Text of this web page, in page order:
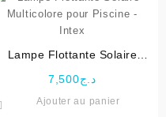
Lampe Flottante Solaire
Intex
د.ج7,500
Ajouter au panier